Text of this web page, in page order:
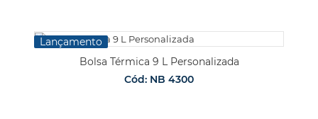
Lançamento
Bolsa Térmica 9 L Personalizada
Cód: NB 4300